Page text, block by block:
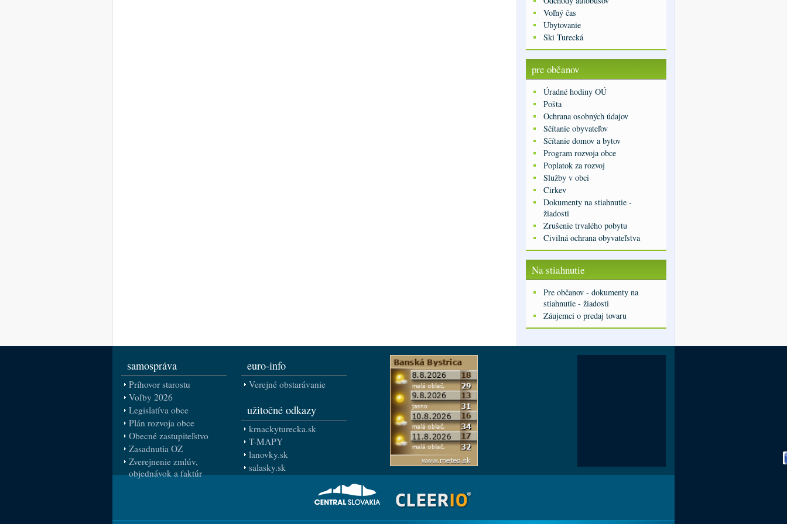
Voľný čas
Ubytovanie
Ski Turecká
pre občanov
Úradné hodiny OÚ
Pošta
Ochrana osobných údajov
Sčítanie obyvateľov
Sčítanie domov a bytov
Program rozvoja obce
Poplatok za rozvoj
Služby v obci
Cirkev
Dokumenty na stiahnutie -
žiadosti
Zrušenie trvalého pobytu
Civilná ochrana obyvateľstva
Na stiahnutie
Pre občanov - dokumenty na
stiahnutie - žiadosti
Záujemci o predaj tovaru
samospráva
Príhovor starostu
Voľby 2026
Legislatíva obce
Plán rozvoja obce
Obecné zastupiteľstvo
Zasadnutia OZ
Zverejnenie zmlúv,
objednávok a faktúr
euro-info
Verejné obstarávanie
užitočné odkazy
krnackyturecka.sk
T-MAPY
lanovky.sk
salasky.sk